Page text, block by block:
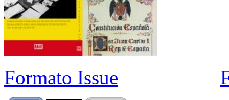
Formato Issue